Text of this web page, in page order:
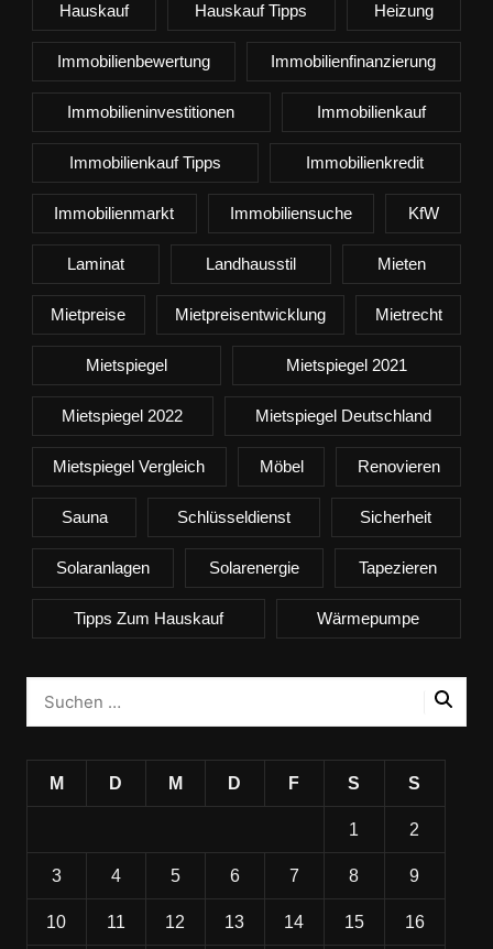
Hauskauf Hauskauf Tipps Heizung
Immobilienbewertung Immobilienfinanzierung
Immobilieninvestitionen Immobilienkauf
Immobilienkauf Tipps Immobilienkredit
Immobilienmarkt Immobiliensuche KfW
Laminat Landhausstil Mieten
Mietpreise Mietpreisentwicklung Mietrecht
Mietspiegel Mietspiegel 2021
Mietspiegel 2022 Mietspiegel Deutschland
Mietspiegel Vergleich Möbel Renovieren
Sauna Schlüsseldienst Sicherheit
Solaranlagen Solarenergie Tapezieren
Tipps Zum Hauskauf Wärmepumpe
M D M D F S S
1 2
3 4 5 6 7 8 9
10 11 12 13 14 15 16